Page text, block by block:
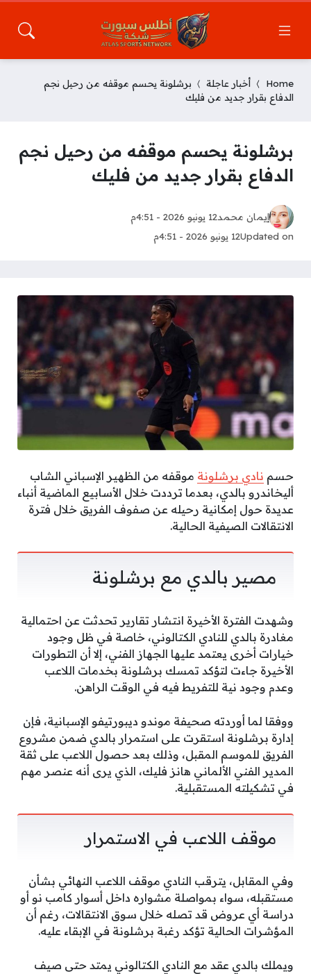
Home أخبار عاجلة
برشلونة يحسم موقفه من رحيل نجم
الدفاع بقرار جديد من فليك
برشلونة يحسم موقفه من رحيل نجم
الدفاع بقرار جديد من فليك
إيمان محمد12 يونيو 2026 - 4:51م
Updated on12 يونيو 2026 - 4:51م
حسم نادي برشلونة موقفه من الظهير الإسباني الشاب
أليخاندرو بالدي، بعدما ترددت خلال الأسابيع الماضية أنباء
عديدة حول إمكانية رحيله عن صفوف الفريق خلال فترة
الانتقالات الصيفية الحالية.
مصير بالدي مع برشلونة
وشهدت الفترة الأخيرة انتشار تقارير تحدثت عن احتمالية
مغادرة بالدي للنادي الكتالوني، خاصة في ظل وجود
خيارات أخرى يعتمد عليها الجهاز الفني، إلا أن التطورات
الأخيرة جاءت لتؤكد تمسك برشلونة بخدمات اللاعب
وعدم وجود نية للتفريط فيه في الوقت الراهن.
ووفقا لما أوردته صحيفة موندو ديبورتيفو الإسبانية، فإن
إدارة برشلونة استقرت على استمرار بالدي ضمن مشروع
الفريق للموسم المقبل، وذلك بعد حصول اللاعب على ثقة
المدير الفني الألماني هانز فليك، الذي يرى أنه عنصر مهم
في تشكيلته المستقبلية.
موقف اللاعب في الاستمرار
وفي المقابل، يترقب النادي موقف اللاعب النهائي بشأن
مستقبله، سواء بمواصلة مشواره داخل أسوار كامب نو أو
دراسة أي عروض قد تصله خلال سوق الانتقالات، رغم أن
المؤشرات الحالية تؤكد رغبة برشلونة في الإبقاء عليه.
ويملك بالدي عقد مع النادي الكتالوني يمتد حتى صيف